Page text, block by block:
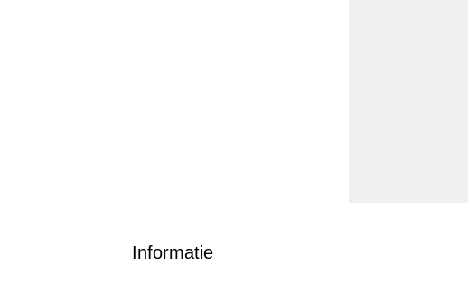
Informatie